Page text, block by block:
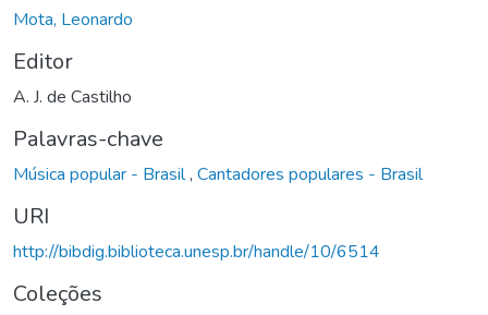
Mota, Leonardo
Editor
A. J. de Castilho
Palavras-chave
Música popular - Brasil, Cantadores populares - Brasil
URI
http://bibdig.biblioteca.unesp.br/handle/10/6514
Coleções